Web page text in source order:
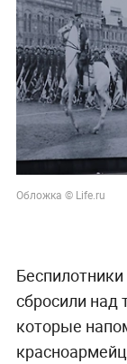
Обложка © Life.ru
сбросили над
которые